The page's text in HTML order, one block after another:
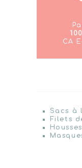
CA
Sacs à
Filets